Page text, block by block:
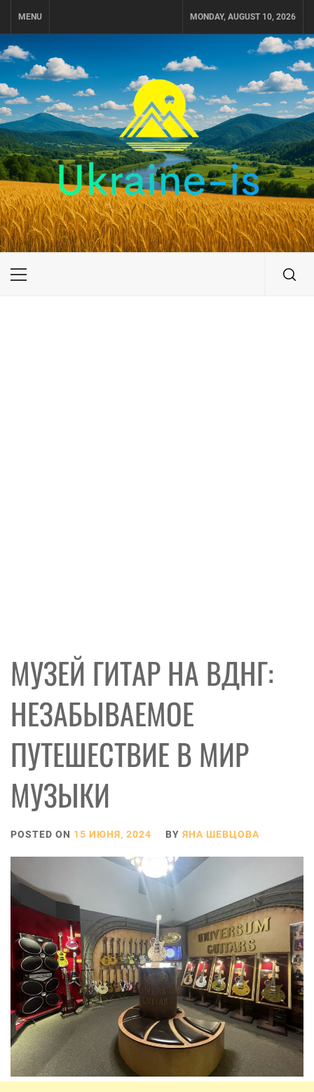
MENU MONDAY, AUGUST 10, 2026
UKRAINE-IS
ПУТЕШЕСТВИЕ ПО УКРАИНЕ
Primary
МУЗЕЙ ГИТАР НА ВДНГ:
НЕЗАБЫВАЕМОЕ
ПУТЕШЕСТВИЕ В МИР
МУЗЫКИ
POSTED ON 15 ИЮНЯ, 2024 BY ЯНА ШЕВЦОВА